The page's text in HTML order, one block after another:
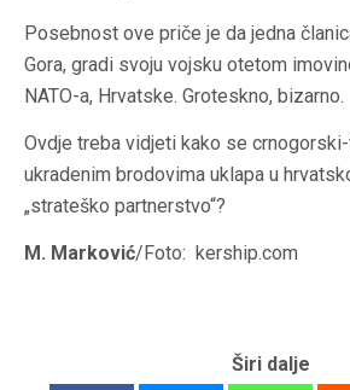
Posebnost ove priče je da jedna
Gora, gradi svoju vojsku otetom
NATO-a, Hrvatske. Groteskno, bizarno.
Ovdje treba vidjeti kako se
ukradenim brodovima uklapa u
„strateško partnerstvo“?
M. Marković/Foto: kership.com
Širi dalje